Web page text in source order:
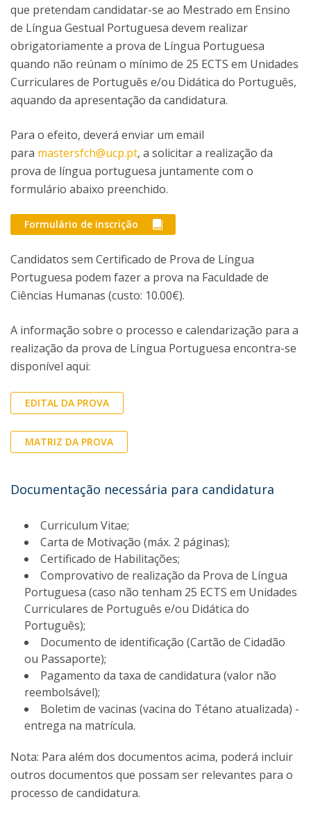
que pretendam candidatar-se ao Mestrado em Ensino
de Língua Gestual Portuguesa devem realizar
obrigatoriamente a prova de Língua Portuguesa
quando não reúnam o mínimo de 25 ECTS em Unidades
Curriculares de Português e/ou Didática do Português,
aquando da apresentação da candidatura.
Para o efeito, deverá enviar um email
para mastersfch@ucp.pt, a solicitar a realização da
prova de língua portuguesa juntamente com o
formulário abaixo preenchido.
Formulário de inscrição
Candidatos sem Certificado de Prova de Língua
Portuguesa podem fazer a prova na Faculdade de
Ciências Humanas (custo: 10.00€).
A informação sobre o processo e calendarização para a
realização da prova de Língua Portuguesa encontra-se
disponível aqui:
EDITAL DA PROVA
MATRIZ DA PROVA
Documentação necessária para candidatura
Curriculum Vitae;
Carta de Motivação (máx. 2 páginas);
Certificado de Habilitações;
Comprovativo de realização da Prova de Língua
Portuguesa (caso não tenham 25 ECTS em Unidades
Curriculares de Português e/ou Didática do
Português);
Documento de identificação (Cartão de Cidadão
ou Passaporte);
Pagamento da taxa de candidatura (valor não
reembolsável);
Boletim de vacinas (vacina do Tétano atualizada) -
entrega na matrícula.
Nota: Para além dos documentos acima, poderá incluir
outros documentos que possam ser relevantes para o
processo de candidatura.